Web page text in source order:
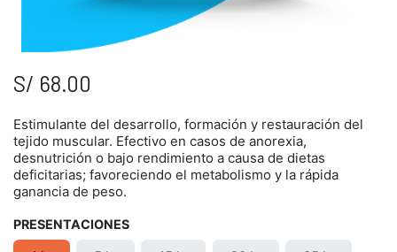
S/ 68.00
Estimulante del desarrollo, formación y restauración del
tejido muscular. Efectivo en casos de anorexia,
desnutrición o bajo rendimiento a causa de dietas
deficitarias; favoreciendo el metabolismo y la rápida
ganancia de peso.
PRESENTACIONES